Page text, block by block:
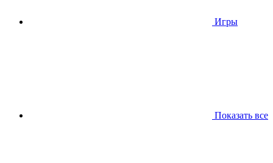
Игры
Показать все